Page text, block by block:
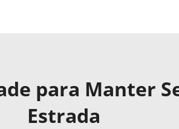
para Manter
Estrada